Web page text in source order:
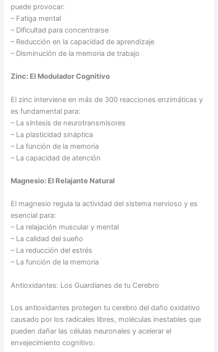
puede provocar:
– Fatiga mental
– Dificultad para concentrarse
– Reducción en la capacidad de aprendizaje
– Disminución de la memoria de trabajo
Zinc: El Modulador Cognitivo
El zinc interviene en más de 300 reacciones enzimáticas y
es fundamental para:
– La síntesis de neurotransmisores
– La plasticidad sináptica
– La función de la memoria
– La capacidad de atención
Magnesio: El Relajante Natural
El magnesio regula la actividad del sistema nervioso y es
esencial para:
– La relajación muscular y mental
– La calidad del sueño
– La reducción del estrés
– La función de la memoria
Antioxidantes: Los Guardianes de tu Cerebro
Los antioxidantes protegen tu cerebro del daño oxidativo
causado por los radicales libres, moléculas inestables que
pueden dañar las células neuronales y acelerar el
envejecimiento cognitivo.